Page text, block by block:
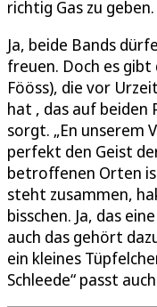
richtig Gas zu geben.
Ja, beide Bands
freuen. Doch es
Fööss), die vor
hat , das auf beiden
sorgt. „En unserem
perfekt den Geist
betroffenen Orten
steht zusammen,
bisschen. Ja, das
auch das gehört
ein kleines
Schleede“ passt